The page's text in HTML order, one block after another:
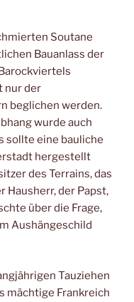
Soutane
Bauanlass der
nur der
beglichen werden.
wurde auch
sollte eine bauliche
hergestellt
des Terrains, das
Hausherr, der Papst,
über die Frage,
Aushängeschild
Tauziehen
mächtige Frankreich